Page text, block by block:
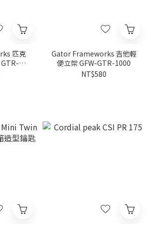
匹克
Gator Frameworks 吉他輕
便立架 GFW-GTR-1000
NT$580